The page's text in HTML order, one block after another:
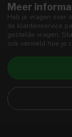
Meer
Heb je vragen over
de klantenservice
gestelde vragen.
ook vermeld hoe je